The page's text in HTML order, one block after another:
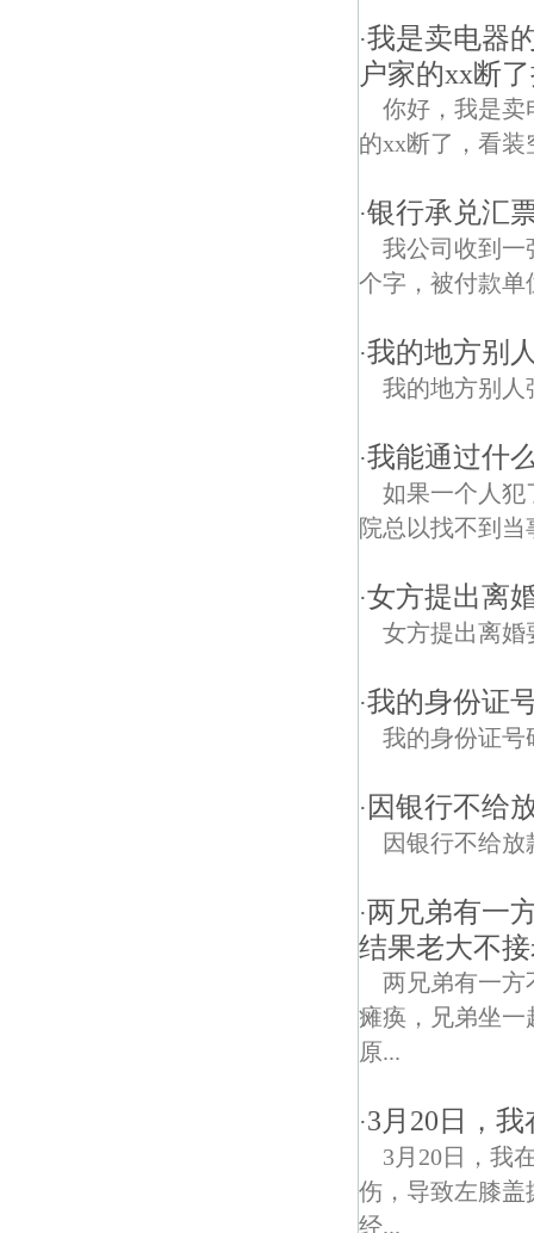
·我是卖电器
户家的xx断
你好，我是卖
的xx断了，看
·银行承兑汇
我公司收到一
个字，被付款单
·我的地方别
我的地方别人
·我能通过什
如果一个人犯
院总以找不到
·女方提出离
女方提出离婚
·我的身份证
我的身份证号
· 因银行不给
因银行不给
·两兄弟有一
结果老大不
两兄弟有一方
瘫痪，兄弟坐一
原...
·3月20日，
3月20日，我
伤，导致左膝盖
经...